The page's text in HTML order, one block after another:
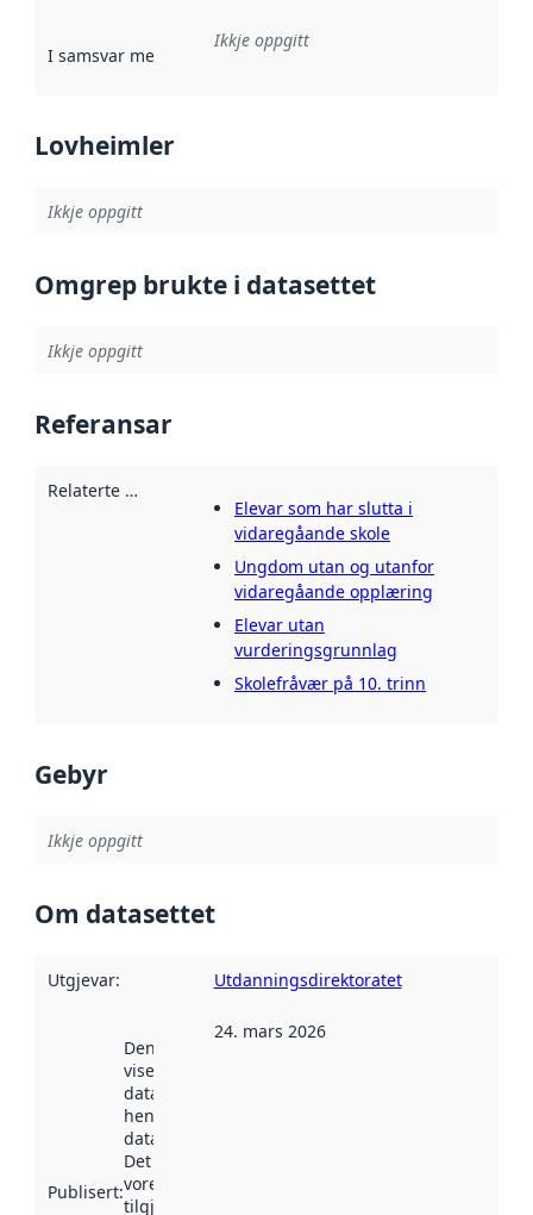
I samsvar med Referanse til ei implementeringsregel eller
Ikkje oppgitt
Lovheimler
Ikkje oppgitt
Omgrep brukte i datasettet
Ikkje oppgitt
Referansar
Relaterte ressursar
Elevar som har slutta i
vidaregåande skole
Ungdom utan og utanfor
vidaregåande opplæring
Elevar utan
vurderingsgrunnlag
Skolefråvær på 10. trinn
Gebyr
Ikkje oppgitt
Om datasettet
Utgjevar: Utdanningsdirektoratet
Publisert:
Denne datoen
viser når
datasettet vart
henta inn av
data.norge.no.
Det kan ha
vore
tilgjengeleg
24. mars 2026